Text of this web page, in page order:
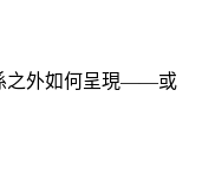
之外如何呈現——或